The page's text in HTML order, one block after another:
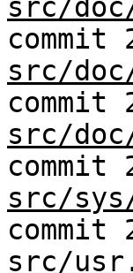
src/doc/
src/doc/
src/doc/
commit
src/
commit
src/